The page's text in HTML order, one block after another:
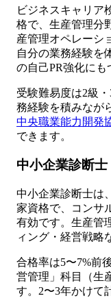
ビジネスキャリア
格で、生産管理分
産管理オペレーシ
自分の業務経験を
の自己PR強化にも
受験難易度は2級
務経験を積みなが
中央職業能力開発
できます。
中小企業診断士
中小企業診断士は
家資格で、コンサ
有効です。生産管
ィング・経営戦略
合格率は5〜7%前
営管理」科目（生
す。2〜3年かけて